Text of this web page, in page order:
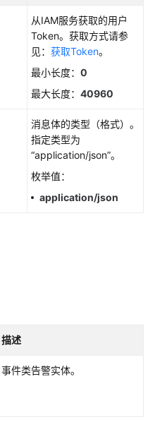
从IAM服务获取的用户
Token。获取方式请参
见： 获取Token。
最小长度： 0
最大长度： 40960
消息体的类型（格式）。
指定类型为
“application/json”。
枚举值：
application/json
描述
事件类告警实体。